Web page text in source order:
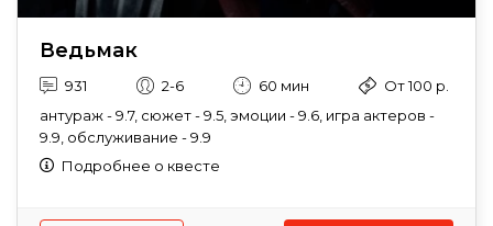
Ведьмак
931 2-6 60 мин
От 100 р.
антураж - 9.7, сюжет - 9.5, эмоции - 9.6, игра актеров -
9.9, обслуживание - 9.9
Подробнее о квесте